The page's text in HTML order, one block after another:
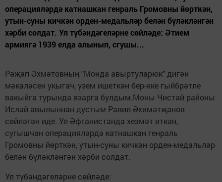
операцияләрдә катнашкан генраль Громовны йөрткән,
утын-суны кичкән орден-медальләр белән бүләкләнгән
хәрби солдат. Ул түбәндәгеләрне сөйләде: Әтием
армиягә 1939 елда алынып, сгушы...
Рәҗәп Әхмәтовның "Монда авыртуларюк" дигән
мәкаләсен укыгач, үзем ишеткән бер-ике гыйбрәтле
вакыйга турында язарга булдым.Моны Чистай районы
Исләй авылыннан дустым Равил Әхимәтҗанов
сөйләгән иде. Ул Әфганистанда хезмәт иткән,
сугышчан операцияләрдә катнашкан генраль
Громовны йөрткән, утын-суны кичкән орден-медальләр
белән бүләкләнгән хәрби солдат.
Ул түбәндәгеләрне сөйләде: